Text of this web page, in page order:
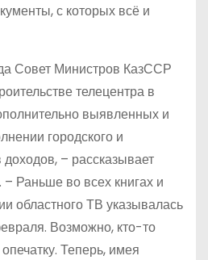
с которых всё и
Совет Министров КазССР
телецентра в
выявленных и
городского и
– рассказывает
Раньше во всех книгах и
областного ТВ указывалась
Возможно, кто-то
Теперь, имея